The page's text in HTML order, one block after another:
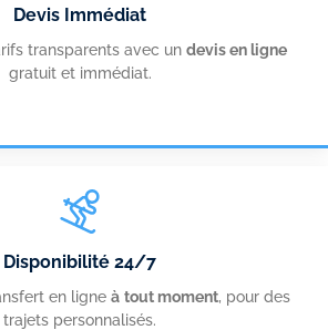
Devis Immédiat
transparents avec un devis en ligne
gratuit et immédiat.
Disponibilité 24/7
en ligne à tout moment , pour des
trajets personnalisés.